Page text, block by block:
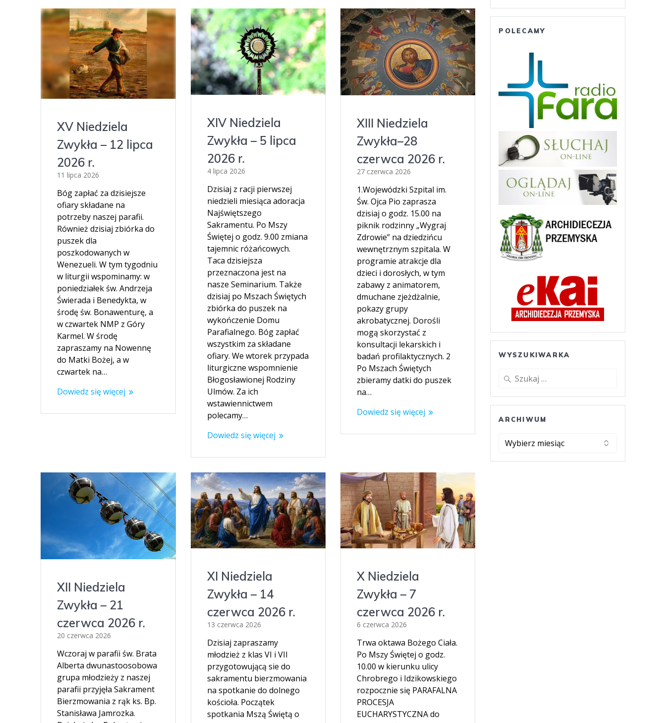
XV Niedziela
Zwykła – 12 lipca
2026 r.
11 lipca 2026
Bóg zapłać za dzisiejsze
ofiary składane na
potrzeby naszej parafii.
Również dzisiaj zbiórka do
puszek dla
poszkodowanych w
Wenezueli. W tym tygodniu
w liturgii wspominamy: w
poniedziałek św. Andrzeja
Świerada i Benedykta, w
środę św. Bonawenturę, a
w czwartek NMP z Góry
Karmel. W środę
zapraszamy na Nowennę
do Matki Bożej, a w
czwartek na…
Dowiedz się więcej
XIV Niedziela
Zwykła – 5 lipca
2026 r.
4 lipca 2026
Dzisiaj z racji pierwszej
niedzieli miesiąca adoracja
Najświętszego
Sakramentu. Po Mszy
Świętej o godz. 9.00 zmiana
tajemnic różańcowych.
Taca dzisiejsza
przeznaczona jest na
nasze Seminarium. Także
dzisiaj po Mszach Świętych
zbiórka do puszek na
wykończenie Domu
Parafialnego. Bóg zapłać
wszystkim za składane
ofiary. We wtorek przypada
liturgiczne wspomnienie
Błogosławionej Rodziny
Ulmów. Za ich
wstawiennictwem
polecamy…
Dowiedz się więcej
XIII Niedziela
Zwykła–28
czerwca 2026 r.
27 czerwca 2026
1.Wojewódzki Szpital im.
Św. Ojca Pio zaprasza
dzisiaj o godz. 15.00 na
piknik rodzinny „Wygraj
Zdrowie” na dziedzińcu
wewnętrznym szpitala. W
programie atrakcje dla
dzieci i dorosłych, w tym
zabawy z animatorem,
dmuchane zjeżdżalnie,
pokazy grupy
akrobatycznej. Dorośli
mogą skorzystać z
konsultacji lekarskich i
badań profilaktycznych. 2
Po Mszach Świętych
zbieramy datki do puszek
na…
Dowiedz się więcej
XII Niedziela
Zwykła – 21
czerwca 2026 r.
20 czerwca 2026
Wczoraj w parafii św. Brata
Alberta dwunastoosobowa
grupa młodzieży z naszej
parafii przyjęła Sakrament
Bierzmowania z rąk ks. Bp.
Stanisława Jamrozka.
XI Niedziela
Zwykła – 14
czerwca 2026 r.
13 czerwca 2026
Dzisiaj zapraszamy
młodzież z klas VI i VII
przygotowującą sie do
sakramentu bierzmowania
na spotkanie do dolnego
kościoła. Początek
spotkania Mszą Świętą o
X Niedziela
Zwykła – 7
czerwca 2026 r.
6 czerwca 2026
Trwa oktawa Bożego Ciała.
Po Mszy Świętej o godz.
10.00 w kierunku ulicy
Chrobrego i Idzikowskiego
rozpocznie się PARAFALNA
PROCESJA
EUCHARYSTYCZNA do
POLECAMY
WYSZUKIWARKA
Szukaj:
ARCHIWUM
ARCHIWUM